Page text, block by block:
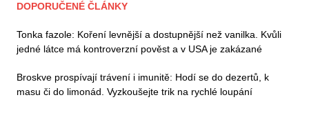
DOPORUČENÉ ČLÁNKY
Tonka fazole: Koření levnější a dostupnější než vanilka. Kvůli
jedné látce má kontroverzní pověst a v USA je zakázané
Broskve prospívají trávení i imunitě: Hodí se do dezertů, k
masu či do limonád. Vyzkoušejte trik na rychlé loupání